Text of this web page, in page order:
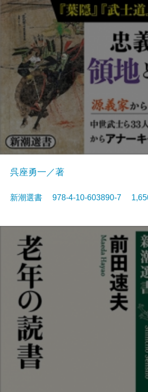
呉座勇一／著
新潮選書 978-4-10-603890-7